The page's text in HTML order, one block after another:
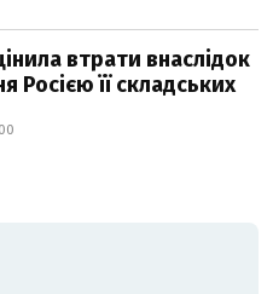
втрати внаслідок
Росією її складських